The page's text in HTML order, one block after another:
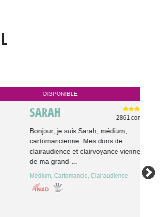
DISPONIBLE
SILAH 61 consult.
Je suis passionnée des arts divinatoires
depuis 40 ans. Je vous propose une
consultation pour un meilleur choi...
Voyance, Cartomancie